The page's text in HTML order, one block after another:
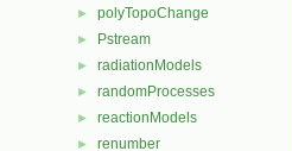
► polyTopoChange
► Pstream
► radiationModels
► randomProcesses
► reactionModels
► renumber